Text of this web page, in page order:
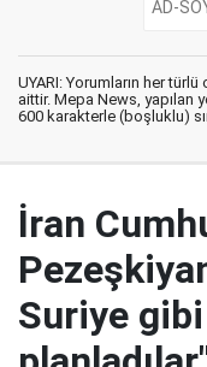
UYARI: Yorumların her
aittir. Mepa News, yapılan
600 karakterle (boşluklu)
İran
Suriye